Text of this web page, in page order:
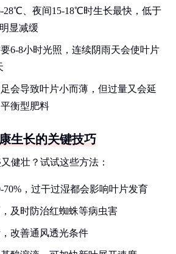
28℃、夜间15-18℃时生长最快，低于
显减缓
6-8小时光照，连续阴雨天会使叶片
会导致叶片小而薄，但过量又会延
衡型肥料
生长的关键技巧
健壮？试试这些方法：
70%，过干过湿都会影响叶片发育
及时防治红蜘蛛等病虫害
改善通风透光条件